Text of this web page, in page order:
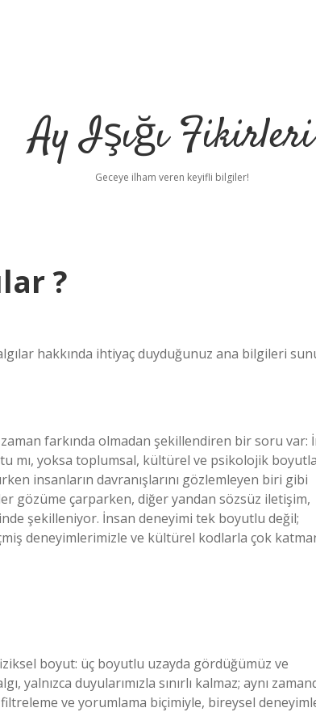
Ay Işığı Fikirleri
Geceye ilham veren keyifli bilgiler!
?
hakkında ihtiyaç duyduğunuz ana bilgileri
farkında olmadan şekillendiren bir soru var:
mı, yoksa toplumsal, kültürel ve psikolojik
insanların davranışlarını gözlemleyen biri gibi
gözüme çarparken, diğer yandan sözsüz iletişim,
şekilleniyor. İnsan deneyimi tek boyutlu değil;
deneyimlerimizle ve kültürel kodlarla çok
boyut: üç boyutlu uzayda gördüğümüz ve
duyularımızla sınırlı kalmaz; aynı
ve yorumlama biçimiyle, bireysel